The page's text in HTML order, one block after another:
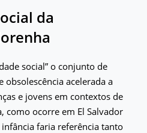
da
social” o conjunto de
obsolescência acelerada a
e jovens em contextos de
como ocorre em El Salvador
faria referência tanto